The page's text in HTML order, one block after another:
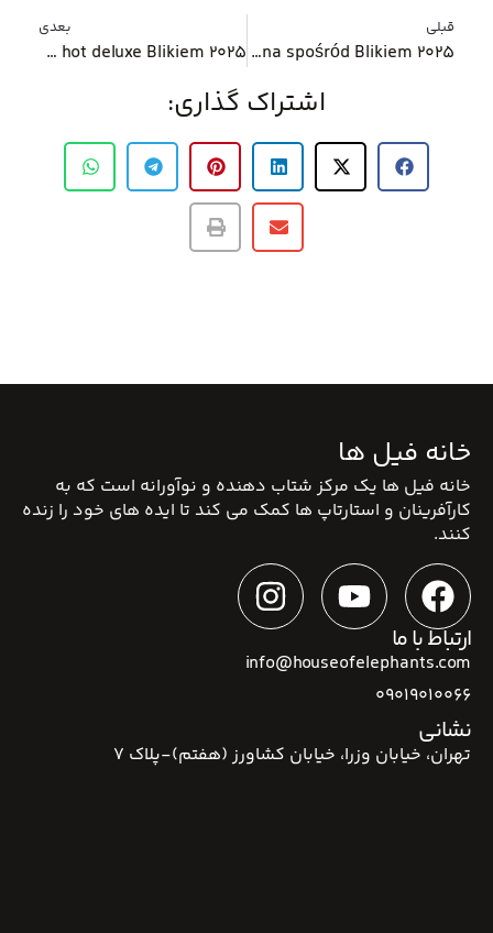
قبلی
Kasyno Online Top bf games Gaming Slots BLIK, Najlepsze Kasyna spośród Blikiem 2025
بعدی
Kasyno internetowego Blik na terytorium polski Ranking legalnych kasyn wraz z 50 brak depozytów obrotów ultra hot deluxe Blikiem 2025
اشتراک گذاری:
خانه فیل ها
خانه فیل ها یک مرکز شتاب دهنده و نوآورانه است که به
کارآفرینان و استارتاپ ها کمک می کند تا ایده های خود را زنده
کنند.
ارتباط با ما
info@houseofelephants.com
09019010066
نشانی
تهران، خیابان وزرا، خیابان کشاورز (هفتم)-پلاک 7